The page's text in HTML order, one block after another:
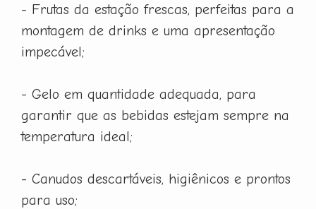
- Frutas da estação frescas, perfeitas para a
montagem de drinks e uma apresentação
impecável;
- Gelo em quantidade adequada, para
garantir que as bebidas estejam sempre na
temperatura ideal;
- Canudos descartáveis, higiênicos e prontos
para uso;